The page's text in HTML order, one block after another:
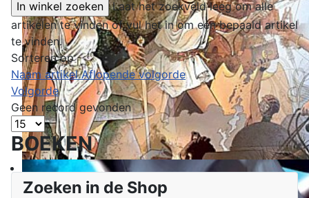
Zoeken in de Shop
Laat het zoekveld leeg om alle
artikelen te vinden of vul het in om een bepaald artikel
te vinden.
Sorteren op
Naam artikel Aflopende volgorde
Volgorde
Geen record gevonden
BOEKEN